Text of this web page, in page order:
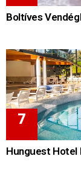
Boltíves
Hunguest Hotel